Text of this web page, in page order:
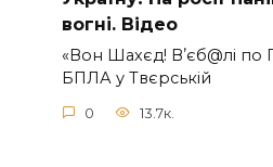
вoгні. Вiдео
«Вон Шахєд! Вʼєб@лі по
БПЛА у Твєрській
0 13.7к.